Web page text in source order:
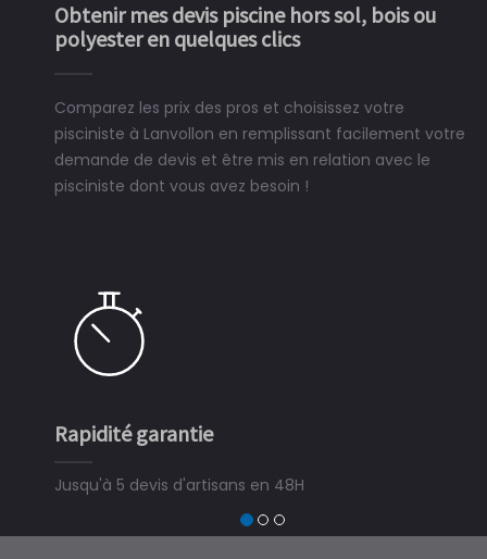
Obtenir mes devis piscine hors sol, bois ou
polyester en quelques clics
Comparez les prix des pros et choisissez votre
pisciniste à Lanvollon en remplissant facilement votre
demande de devis et être mis en relation avec le
pisciniste dont vous avez besoin !
Rapidité garantie
Jusqu'à 5 devis d'artisans en 48H